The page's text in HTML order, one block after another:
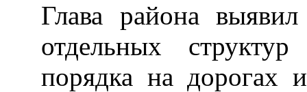
Глава района
отдельных
порядка на дорогах